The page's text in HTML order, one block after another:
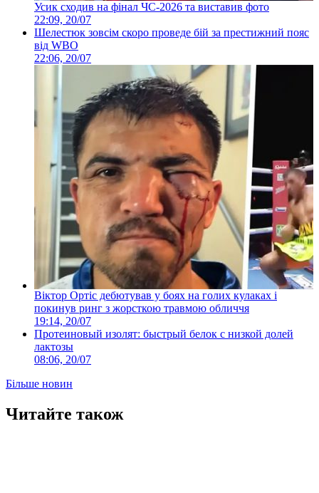
Усик сходив на фінал ЧС-2026 та виставив фото
22:09, 20/07
Шелестюк зовсім скоро проведе бій за престижний пояс
від WBO
22:06, 20/07
Віктор Ортіс дебютував у боях на голих кулаках і
покинув ринг з жорсткою травмою обличчя
19:14, 20/07
Протеиновый изолят: быстрый белок с низкой долей
лактозы
08:06, 20/07
Більше новин
Читайте також